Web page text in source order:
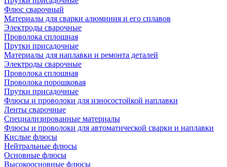
Флюс сварочный
Материалы для сварки алюминия и его сплавов
Электроды сварочные
Проволока сплошная
Прутки присадочные
Материалы для наплавки и ремонта деталей
Электроды сварочные
Проволока сплошная
Проволока порошковая
Прутки присадочные
Флюсы и проволоки для износостойкой наплавки
Ленты сварочные
Специализированные материалы
Флюсы и проволоки для автоматической сварки и наплавки
Кислые флюсы
Нейтральные флюсы
Основные флюсы
Высокоосновные флюсы